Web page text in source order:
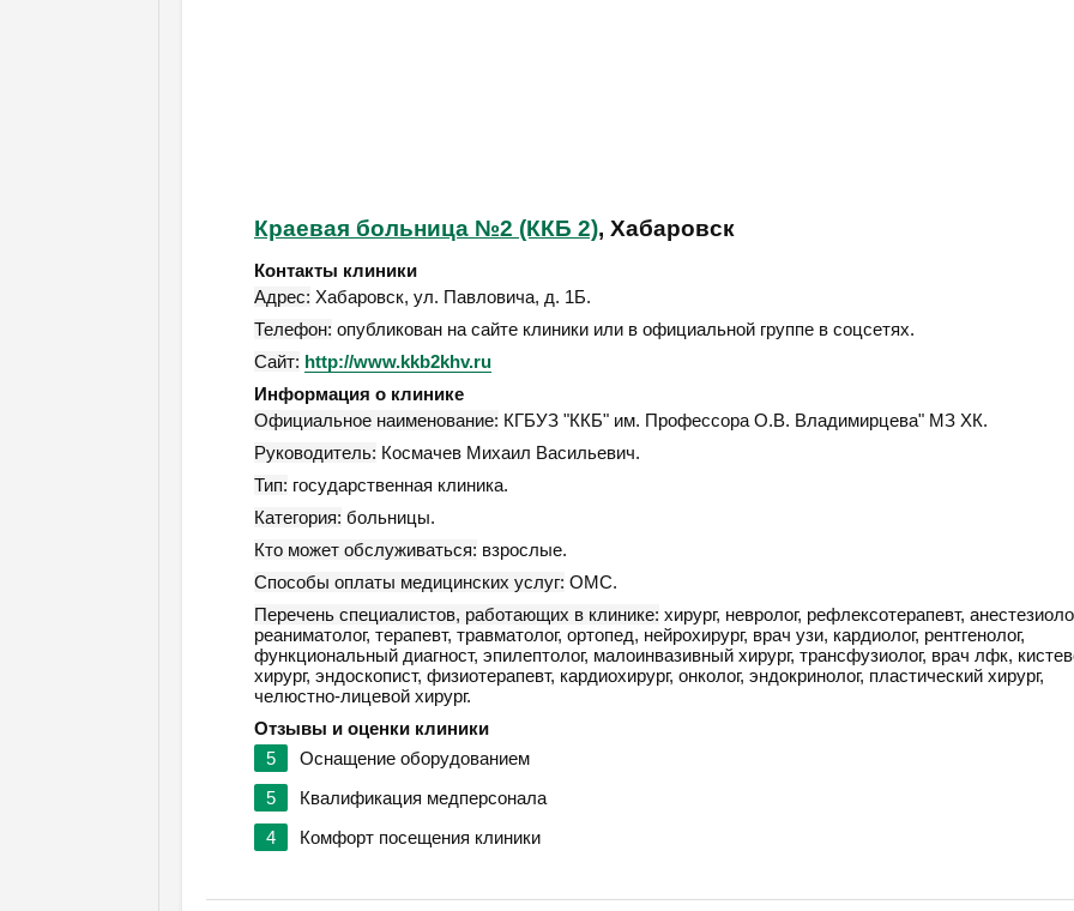
Краевая больница №2 (ККБ 2), Хабаровск
Контакты клиники
Адрес: Хабаровск, ул. Павловича, д. 1Б.
Телефон: опубликован на сайте клиники или в официальной группе в соцсетях.
Сайт: http://www.kkb2khv.ru
Информация о клинике
Официальное наименование: КГБУЗ "ККБ" им. Профессора О.В. Владимирцева" МЗ ХК.
Руководитель: Космачев Михаил Васильевич.
Тип: государственная клиника.
Категория: больницы.
Кто может обслуживаться: взрослые.
Способы оплаты медицинских услуг: ОМС.
Перечень специалистов, работающих в клинике: хирург, невролог, рефлексотерапевт,
реаниматолог, терапевт, травматолог, ортопед, нейрохирург, врач узи, кардиолог, рентгенолог,
функциональный диагност, эпилептолог, малоинвазивный хирург, трансфузиолог, врач лфк,
хирург, эндоскопист, физиотерапевт, кардиохирург, онколог, эндокринолог, пластический хирург,
челюстно-лицевой хирург.
Отзывы и оценки клиники
5
Оснащение оборудованием
5
Квалификация медперсонала
4
Комфорт посещения клиники